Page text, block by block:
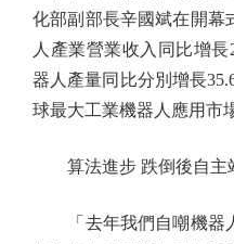
化部副部長辛國斌在開幕
人產業營業收入同比增
器人產量同比分別增長
球最大工業機器人應用市
算法進步 跌倒後自主
「去年我們自嘲機器